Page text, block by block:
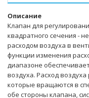
Описание
Клапан для
квадратного сечения -
расходом воздуха в
функции изменения
диапазоне
воздуха. Расход
которые вращаются в
обе стороны клапана,